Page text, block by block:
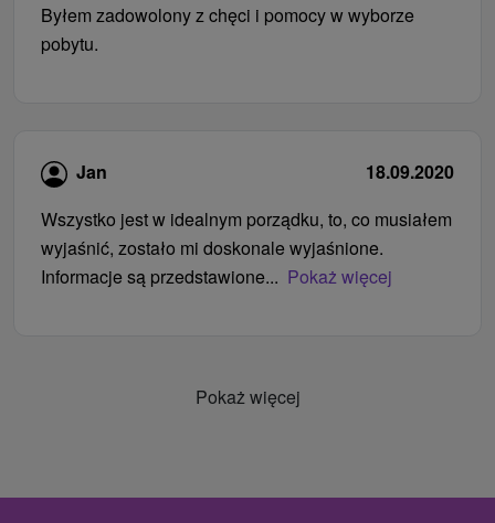
Byłem zadowolony z chęci i pomocy w wyborze
pobytu.
Jan
18.09.2020
Wszystko jest w idealnym porządku, to, co musiałem
wyjaśnić, zostało mi doskonale wyjaśnione.
Informacje są przedstawione... Pokaż więcej
Pokaż więcej